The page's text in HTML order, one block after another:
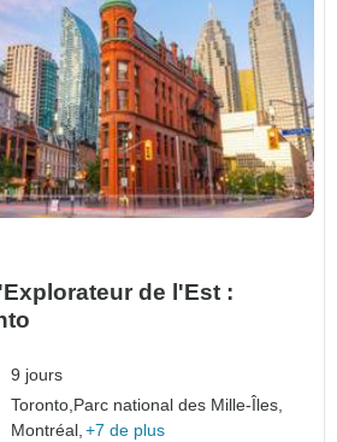
de l'Est :
9 jours
Toronto, Parc national des Mille-Îles,
Montréal, +7 de plus